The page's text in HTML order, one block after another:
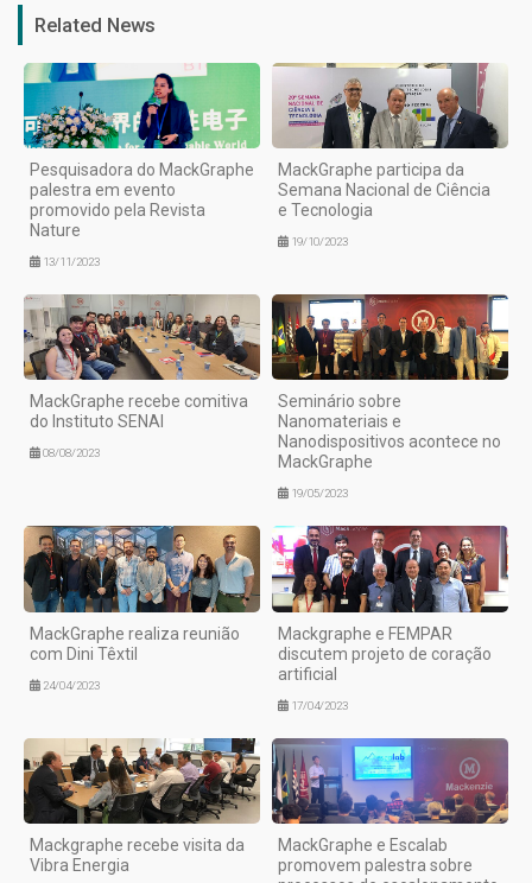
Related News
Pesquisadora do MackGraphe
palestra em evento
promovido pela Revista
Nature
13/11/2023
MackGraphe participa da
Semana Nacional de Ciência
e Tecnologia
19/10/2023
MackGraphe recebe comitiva
do Instituto SENAI
08/08/2023
Seminário sobre
Nanomateriais e
Nanodispositivos acontece no
MackGraphe
19/05/2023
MackGraphe realiza reunião
com Dini Têxtil
24/04/2023
Mackgraphe e FEMPAR
discutem projeto de coração
artificial
17/04/2023
Mackgraphe recebe visita da
Vibra Energia
MackGraphe e Escalab
promovem palestra sobre